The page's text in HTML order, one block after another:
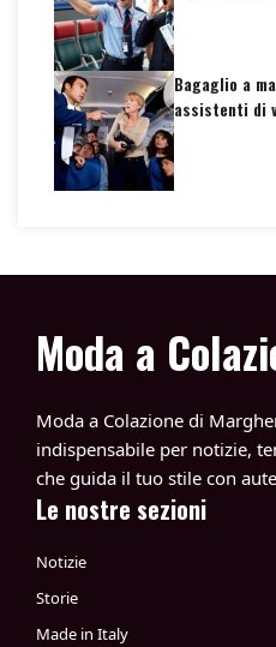
Bagaglio a
assistenti di
Moda a
Moda a Colazione di
indispensabile per notizie,
che guida il tuo stile con
Le nostre sezioni
Notizie
Storie
Made in Italy